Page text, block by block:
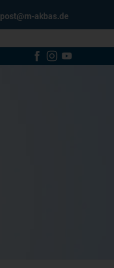
post@m-akbas.de
Seine Funktionalität ist
ist essenziell